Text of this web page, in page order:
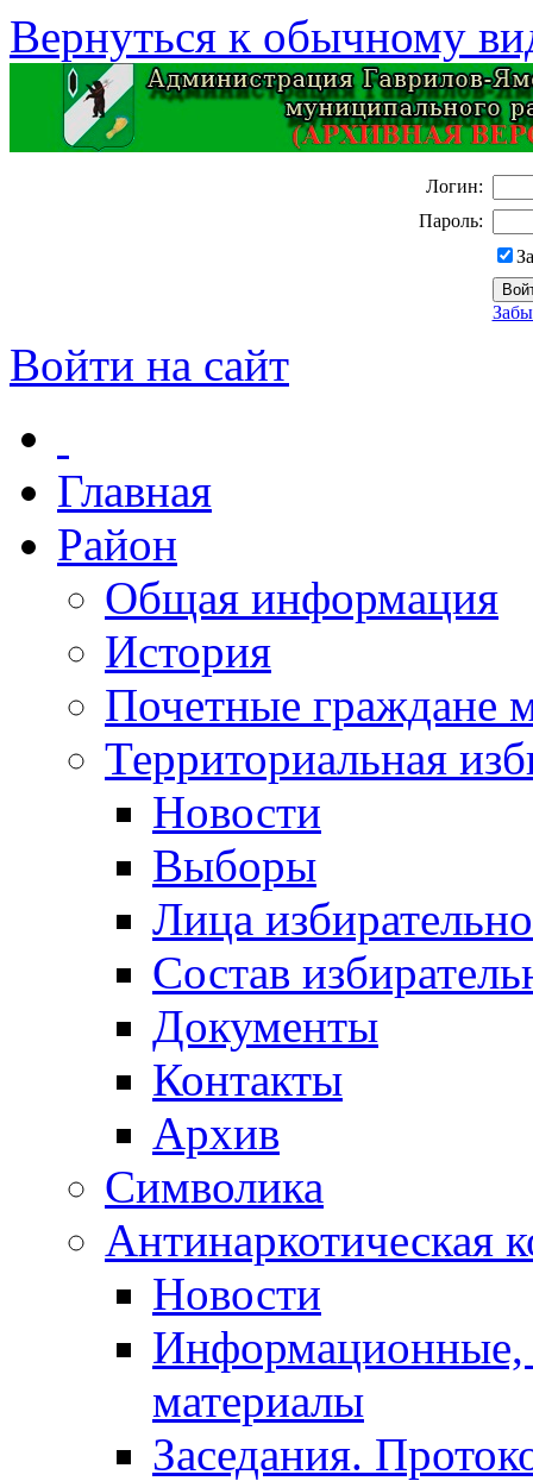
Вернуться к обычному
Логин:
Пароль:
Войти на сайт
Главная
Район
Общая информация
История
Почетные граждане
Территориальная
Новости
Выборы
Лица
Состав
Документы
Контакты
Архив
Символика
Антинаркотическая
Новости
Информационные,
материалы
Заседания.